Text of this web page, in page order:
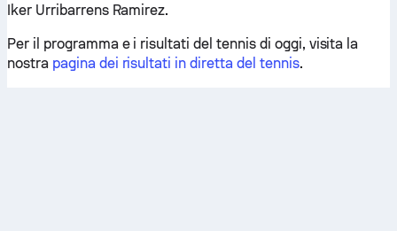
Iker Urribarrens Ramirez.
Per il programma e i risultati del tennis di oggi, visita la
nostra pagina dei risultati in diretta del tennis.